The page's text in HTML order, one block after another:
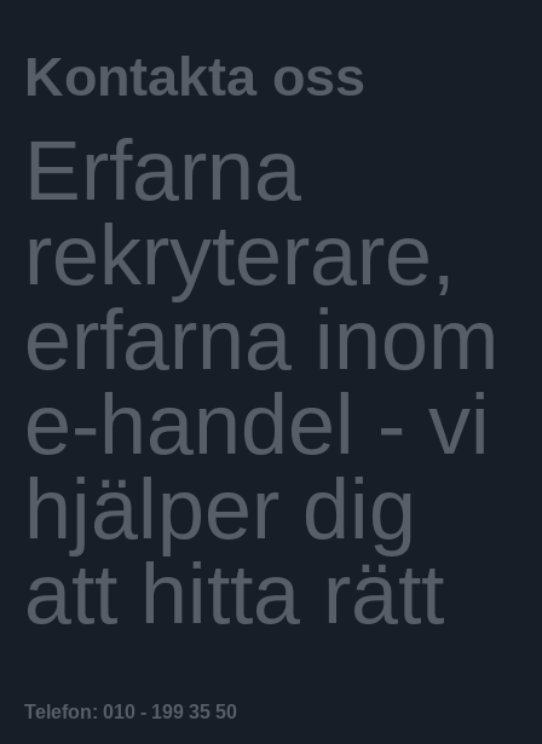
Kontakta oss
Erfarna
rekryterare,
erfarna inom
e-handel - vi
hjälper dig
att hitta rätt
Telefon: 010 - 199 35 50